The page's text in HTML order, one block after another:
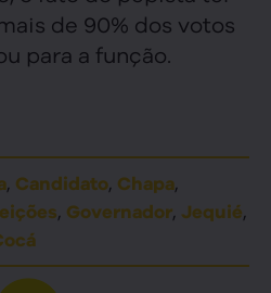
de 90% dos votos
para a função.
, Candidato, Chapa,
, Governador, Jequié,